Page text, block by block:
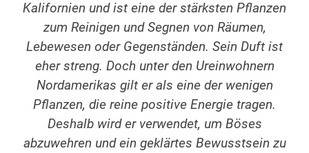
Kalifornien und ist eine der stärksten Pflanzen
zum Reinigen und Segnen von Räumen,
Lebewesen oder Gegenständen. Sein Duft ist
eher streng. Doch unter den Ureinwohnern
Nordamerikas gilt er als eine der wenigen
Pflanzen, die reine positive Energie tragen.
Deshalb wird er verwendet, um Böses
abzuwehren und ein geklärtes Bewusstsein zu